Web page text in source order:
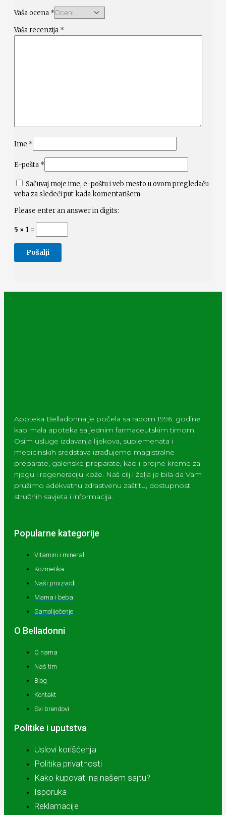
Vaša ocena *
Vaša recenzija *
Ime *
E-pošta *
Sačuvaj moje ime, e-poštu i veb mesto u ovom pregledaču
veba za sledeći put kada komentarišem.
Please enter an answer in digits:
5 × 1 =
Apoteka Belladonna je počela sa radom 1996. godine
kao mala apoteka sa jednim farmaceutskim timom.
Osim usluge izdavanja lijekova, suplemenata i
medicinskih sredstava izrađujemo magistralne
preparate, galenske preparate, kao i brojne kreme za
njegu i regeneraciju kože. Naš cilj i želja je bila da Vam
pružimo adekvatnu zdrastvenu zaštitu, dostupnost
stručnih savjeta i informacija.
Popularne kategorije
Vitamini i minerali
Kozmetika
Naši proizvodi
Mama i beba
Samoliječenje
O Belladonni
O nama
Naš tim
Blog
Kontakt
Svi brendovi
Politike i uputstva
Uslovi korišćenja
Politika privatnosti
Kako kupovati na našem sajtu?
Isporuka
Reklamacije